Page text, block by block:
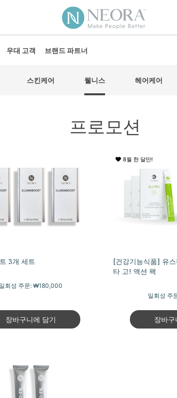
우대 고객 브랜드 파트너
스킨케어 웰니스 헤어케어
프로모션
3개 세트
일회성 주문:₩180,000
장바구니에 담기
8월 한 달만!
[건강기능식품] 유
타 고! 액션 팩
일회성 주
장바구